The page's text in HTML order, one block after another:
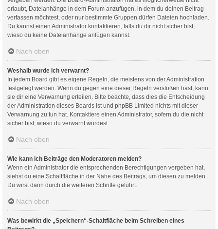
erlaubt, Dateianhänge in dem Forum anzufügen, in dem du deinen Beitrag
verfassen möchtest, oder nur bestimmte Gruppen dürfen Dateien hochladen.
Du kannst einen Administrator kontaktieren, falls du dir nicht sicher bist,
wieso du keine Dateianhänge anfügen kannst.
Nach oben
Weshalb wurde ich verwarnt?
In jedem Board gibt es eigene Regeln, die meistens von der Administration
festgelegt werden. Wenn du gegen eine dieser Regeln verstoßen hast, kann
sie dir eine Verwarnung erteilen. Bitte beachte, dass dies die Entscheidung
der Administration dieses Boards ist und phpBB Limited nichts mit dieser
Verwarnung zu tun hat. Kontaktiere einen Administrator, sofern du die nicht
sicher bist, wieso du verwarnt wurdest.
Nach oben
Wie kann ich Beiträge den Moderatoren melden?
Wenn ein Administrator die entsprechenden Berechtigungen vergeben hat,
siehst du eine Schaltfläche in der Nähe des Beitrags, um diesen zu melden.
Du wirst dann durch die weiteren Schritte geführt.
Nach oben
Was bewirkt die „Speichern“-Schaltfläche beim Schreiben eines